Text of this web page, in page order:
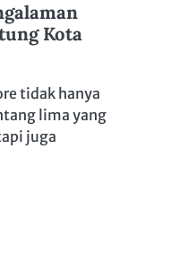
Kota
tidak hanya
lima yang
juga